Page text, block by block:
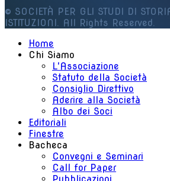
© SOCIETÀ PER GLI STUDI DI
ISTITUZIONI. All Rights Reserved.
Home
Chi Siamo
L'Associazione
Statuto della Società
Consiglio Direttivo
Aderire alla Società
Albo dei Soci
Editoriali
Finestre
Bacheca
Convegni e Seminari
Call for Paper